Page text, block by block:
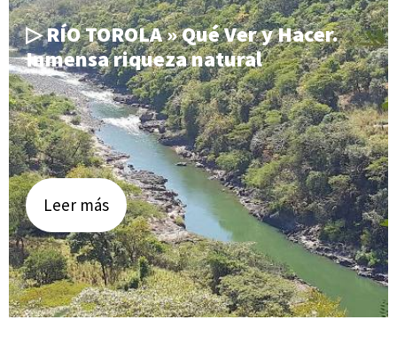
▷ RÍO TOROLA » Qué Ver y Hacer.
Inmensa riqueza natural
Leer más